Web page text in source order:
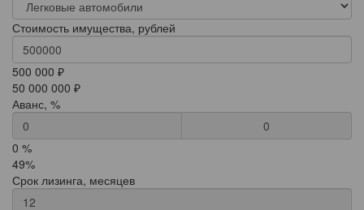
Стоимость имущества, рублей
500 000 ₽
50 000 000 ₽
Аванс, %
0
0 %
49%
Срок лизинга, месяцев